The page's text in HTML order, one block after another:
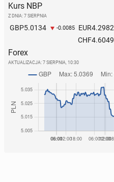
Kurs NBP
Z DNIA: 7 SIERPNIA
GBP5.0134 -0.0085 EUR4.2982
CHF4.6049
Forex
AKTUALIZACJA: 7 SIERPNIA, 10:30